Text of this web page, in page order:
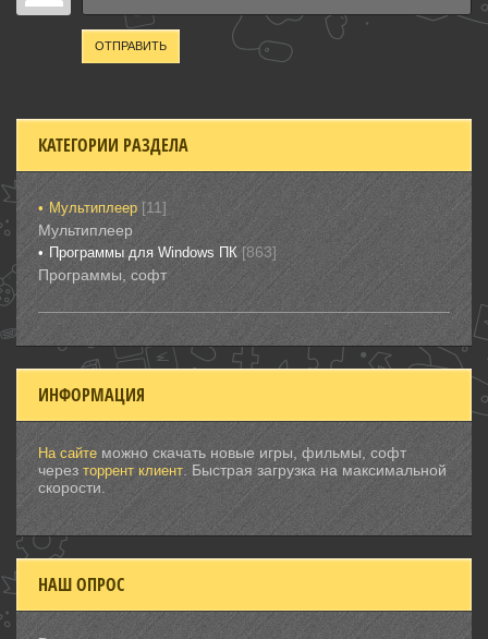
ОТПРАВИТЬ
КАТЕГОРИИ РАЗДЕЛА
Мультиплеер [11]
Мультиплеер
Программы для Windows ПК [863]
Программы, софт
ИНФОРМАЦИЯ
На сайте можно скачать новые игры, фильмы, софт
через торрент клиент . Быстрая загрузка на максимальной
скорости.
НАШ ОПРОС